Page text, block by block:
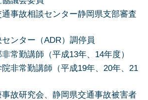
事故相談センター静岡県支部審査
ンター（ADR）調停員
常勤講師（平成13年、14年度）
非常勤講師（平成19年、20年、21
故研究会、静岡県交通事故被害者